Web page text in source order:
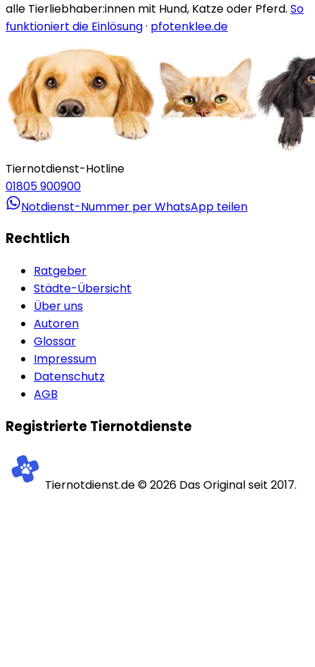
alle Tierliebhaber:innen mit Hund, Katze oder Pferd. So
funktioniert die Einlösung· pfotenklee.de
Tiernotdienst-Hotline
01805 900900
Notdienst-Nummer per WhatsApp teilen
Rechtlich
Ratgeber
Städte-Übersicht
Über uns
Autoren
Glossar
Impressum
Datenschutz
AGB
Registrierte Tiernotdienste
Tiernotdienst.de ©2026 Das Original seit 2017.